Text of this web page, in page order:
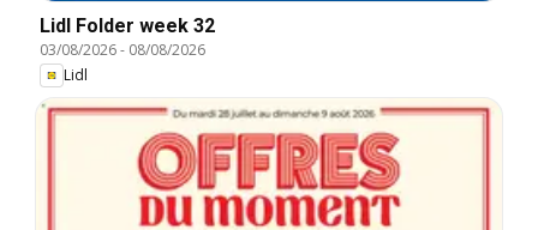
Lidl Folder week 32
03/08/2026- 08/08/2026
Lidl